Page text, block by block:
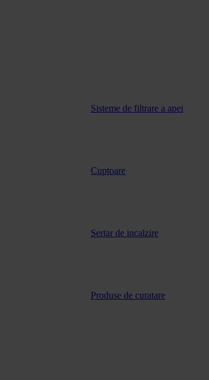
Sisteme de filtrare a apei
Cuptoare
Sertar de incalzire
Produse de curatare